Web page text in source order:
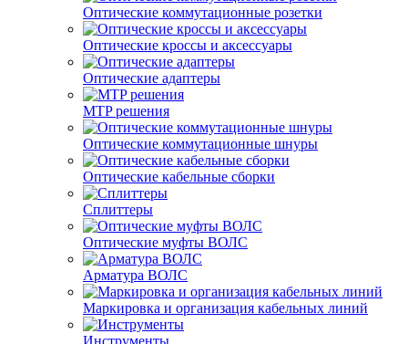
Оптические коммутационные розетки
Оптические кроссы и аксессуары
Оптические адаптеры
MTP решения
Оптические коммутационные шнуры
Оптические кабельные сборки
Сплиттеры
Оптические муфты ВОЛС
Арматура ВОЛС
Маркировка и организация кабельных линий
Инструменты